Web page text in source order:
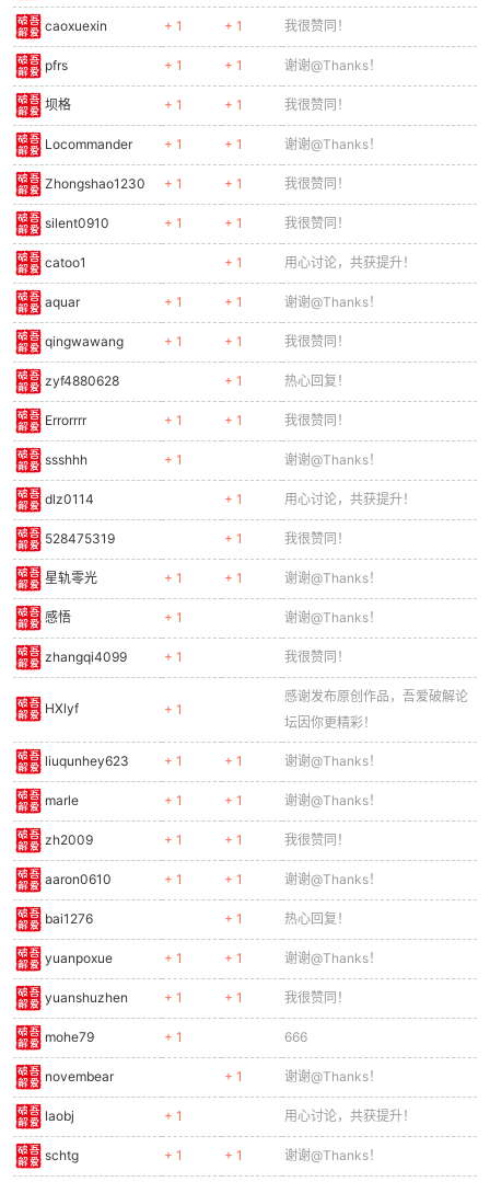
caoxuexin + 1 + 1 我很赞同！
pfrs + 1 + 1 谢谢@Thanks！
坝格 + 1 + 1 我很赞同！
Locommander + 1 + 1 谢谢@Thanks！
Zhongshao1230 + 1 + 1 我很赞同！
silent0910 + 1 + 1 我很赞同！
catoo1 + 1 用心讨论，共获提升！
aquar + 1 + 1 谢谢@Thanks！
qingwawang + 1 + 1 我很赞同！
zyf4880628 + 1 热心回复！
Errorrrr + 1 + 1 我很赞同！
ssshhh + 1 谢谢@Thanks！
dlz0114 + 1 用心讨论，共获提升！
528475319 + 1 我很赞同！
星轨零光 + 1 + 1 谢谢@Thanks！
感悟 + 1 谢谢@Thanks！
zhangqi4099 + 1 我很赞同！
HXlyf + 1
感谢发布原创作品，吾爱破解论
坛因你更精彩！
liuqunhey623 + 1 + 1 谢谢@Thanks！
marle + 1 + 1 谢谢@Thanks！
zh2009 + 1 + 1 我很赞同！
aaron0610 + 1 + 1 谢谢@Thanks！
bai1276 + 1 热心回复！
yuanpoxue + 1 + 1 谢谢@Thanks！
yuanshuzhen + 1 + 1 我很赞同！
mohe79 + 1 666
novembear + 1 谢谢@Thanks！
laobj + 1 用心讨论，共获提升！
schtg + 1 + 1 谢谢@Thanks！